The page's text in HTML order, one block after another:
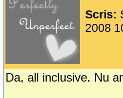
Scris:
2008
Da, all inclusive. Nu